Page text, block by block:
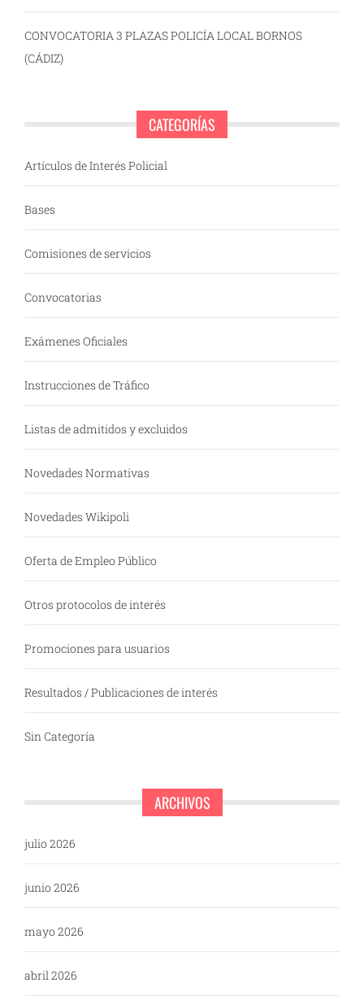
CONVOCATORIA 3 PLAZAS POLICÍA LOCAL BORNOS
(CÁDIZ)
CATEGORÍAS
Artículos de Interés Policial
Bases
Comisiones de servicios
Convocatorias
Exámenes Oficiales
Instrucciones de Tráfico
Listas de admitidos y excluidos
Novedades Normativas
Novedades Wikipoli
Oferta de Empleo Público
Otros protocolos de interés
Promociones para usuarios
Resultados / Publicaciones de interés
Sin Categoría
ARCHIVOS
julio 2026
junio 2026
mayo 2026
abril 2026